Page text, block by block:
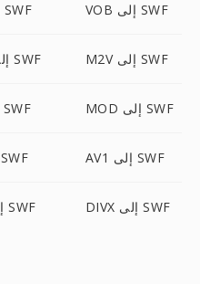
MTS إلى SWF VOB إلى SWF
RMVB إلى SWF M2V إلى SWF
MXF إلى SWF MOD إلى SWF
AAF إلى SWF AV1 إلى SWF
CAVS إلى SWF DIVX إلى SWF